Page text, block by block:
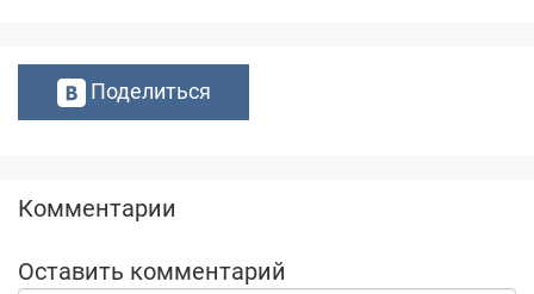
Поделиться
Комментарии
Оставить комментарий